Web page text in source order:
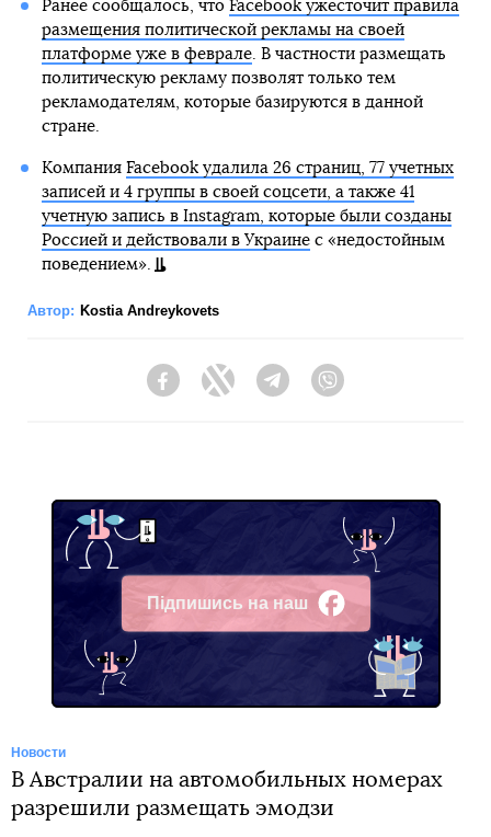
Ранее сообщалось, что Facebook ужесточит правила
размещения политической рекламы на своей
платформе уже в феврале. В частности размещать
политическую рекламу позволят только тем
рекламодателям, которые базируются в данной
стране.
Компания Facebook удалила 26 страниц, 77 учетных
записей и 4 группы в своей соцсети, а также 41
учетную запись в Instagram, которые были созданы
Россией и действовали в Украинес «недостойным
поведением».
Автор: Kostia Andreykovets
FacebookTwitter Telegram
Підпишись на наш
Facebook
Новости
В Австралии на автомобильных номерах
разрешили размещать эмодзи